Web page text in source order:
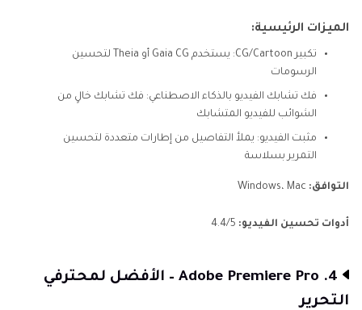
الميزات الرئيسية:
تكبير CG/Cartoon: يستخدم Gaia CG أو Theia لتحسين
الرسومات
فك تشابك الفيديو بالذكاء الاصطناعي: فك تشابك خالٍ من
الشوائب للفيديو المتشابك
مثبت الفيديو: يملأ التفاصيل من إطارات متعددة لتحسين
التمرير بسلاسة
التوافق:
أدوات تحسين الفيديو:
4. Adobe Premiere Pro – الأفضل لمحترفي
التحرير